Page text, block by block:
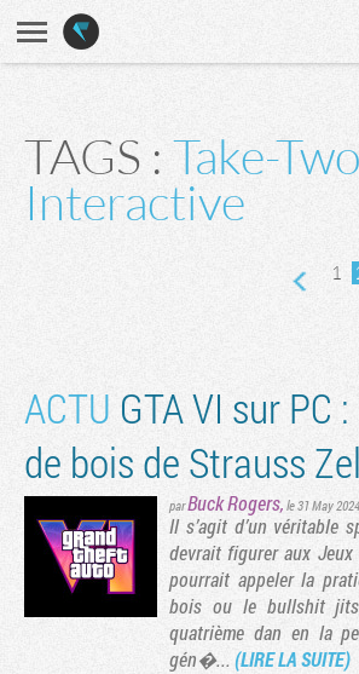
TAGS : Take-Two
Interactive
1
page
ACTU GTA VI sur PC
de bois de Strauss
parBuck Rogers, le 31 May 2024
Il s’agit d’un véritable
devrait figurer aux Jeux
pourrait appeler la
bois ou le bullshit
quatrième dan en la
gén�... (LIRE LA SUITE)